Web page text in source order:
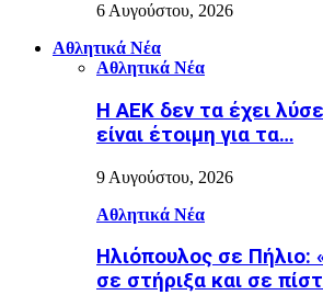
6 Αυγούστου, 2026
Αθλητικά Νέα
Αθλητικά Νέα
Η ΑΕΚ δεν τα έχει
είναι έτοιμη για τα…
9 Αυγούστου, 2026
Αθλητικά Νέα
Ηλιόπουλος σε Πήλιο:
σε στήριξα και σε